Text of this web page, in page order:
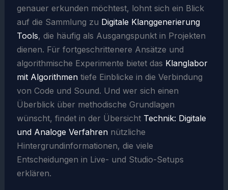
genauer erkunden möchtest, lohnt sich ein Blick
auf die Sammlung zu Digitale Klanggenerierung
Tools, die häufig als Ausgangspunkt in Projekten
dienen. Für fortgeschrittenere Ansätze und
algorithmische Experimente bietet das Klanglabor
mit Algorithmentiefe Einblicke in die Verbindung
von Code und Sound. Und wer sich einen
Überblick über methodische Grundlagen
wünscht, findet in der Übersicht Technik: Digitale
und Analoge Verfahrennützliche
Hintergrundinformationen, die viele
Entscheidungen in Live- und Studio-Setups
erklären.